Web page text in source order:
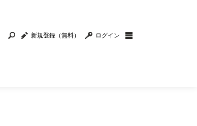
新規登録（無料） ログイン